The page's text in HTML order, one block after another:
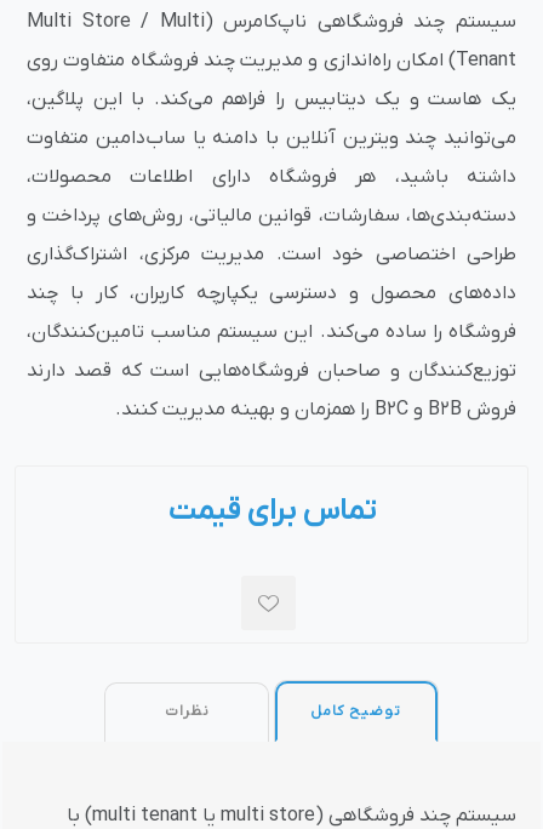
سیستم چند فروشگاهی ناپ‌کامرس (Multi Store / Multi
Tenant) امکان راه‌اندازی و مدیریت چند فروشگاه متفاوت روی
یک هاست و یک دیتابیس را فراهم می‌کند. با این پلاگین،
می‌توانید چند ویترین آنلاین با دامنه یا ساب‌دامین متفاوت
داشته باشید، هر فروشگاه دارای اطلاعات محصولات،
دسته‌بندی‌ها، سفارشات، قوانین مالیاتی، روش‌های پرداخت و
طراحی اختصاصی خود است. مدیریت مرکزی، اشتراک‌گذاری
داده‌های محصول و دسترسی یکپارچه کاربران، کار با چند
فروشگاه را ساده می‌کند. این سیستم مناسب تامین‌کنندگان،
توزیع‌کنندگان و صاحبان فروشگاه‌هایی است که قصد دارند
فروش B2B و B2C را همزمان و بهینه مدیریت کنند.
تماس برای قیمت
توضیح کامل نظرات
سیستم چند فروشگاهی (multi store یا multi tenant) با